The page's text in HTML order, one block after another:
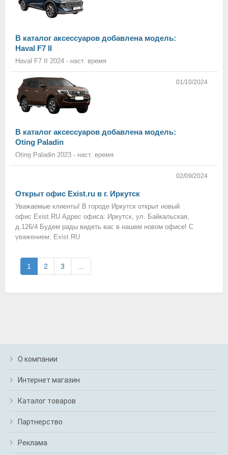
В каталог аксессуаров добавлена модель:
Haval F7 II
Haval F7 II 2024 - наст. время
01/10/2024
В каталог аксессуаров добавлена модель:
Oting Paladin
Oting Paladin 2023 - наст. время
02/09/2024
Открыт офис Exist.ru в г. Иркутск
Уважаемые клиенты! В городе Иркутск открыт новый
офис Exist.RU Адрес офиса: Иркутск, ул. Байкальская,
д.126/4 Будем рады видеть вас в нашем новом офисе! С
уважением, Exist.RU
1 2 3
О компании
Интернет магазин
Каталог товаров
Партнерство
Реклама